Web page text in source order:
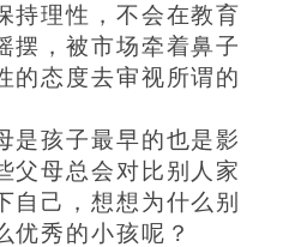
持理性，不会在教育
摆，被市场牵着鼻子
的态度去审视所谓的
是孩子最早的也是影
父母总会对比别人家
自己，想想为什么别
优秀的小孩呢？